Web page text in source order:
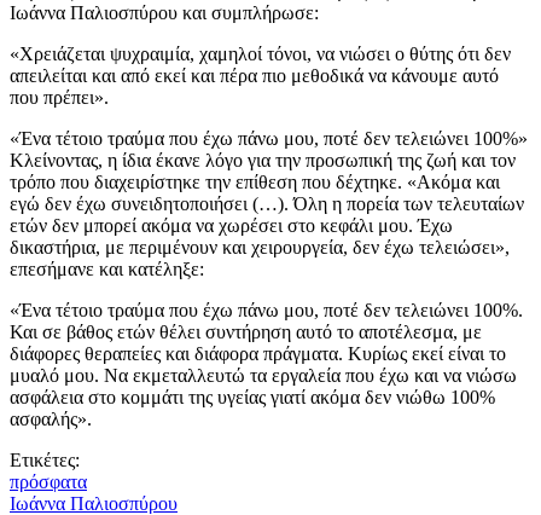
Ιωάννα Παλιοσπύρου και συμπλήρωσε:
«Χρειάζεται ψυχραιμία, χαμηλοί τόνοι, να νιώσει ο θύτης ότι δεν
απειλείται και από εκεί και πέρα πιο μεθοδικά να κάνουμε αυτό
που πρέπει».
«Ένα τέτοιο τραύμα που έχω πάνω μου, ποτέ δεν τελειώνει 100%»
Κλείνοντας, η ίδια έκανε λόγο για την προσωπική της ζωή και τον
τρόπο που διαχειρίστηκε την επίθεση που δέχτηκε. «Ακόμα και
εγώ δεν έχω συνειδητοποιήσει (…). Όλη η πορεία των τελευταίων
ετών δεν μπορεί ακόμα να χωρέσει στο κεφάλι μου. Έχω
δικαστήρια, με περιμένουν και χειρουργεία, δεν έχω τελειώσει»,
επεσήμανε και κατέληξε:
«Ένα τέτοιο τραύμα που έχω πάνω μου, ποτέ δεν τελειώνει 100%.
Και σε βάθος ετών θέλει συντήρηση αυτό το αποτέλεσμα, με
διάφορες θεραπείες και διάφορα πράγματα. Κυρίως εκεί είναι το
μυαλό μου. Να εκμεταλλευτώ τα εργαλεία που έχω και να νιώσω
ασφάλεια στο κομμάτι της υγείας γιατί ακόμα δεν νιώθω 100%
ασφαλής».
Ετικέτες:
πρόσφατα
Ιωάννα Παλιοσπύρου